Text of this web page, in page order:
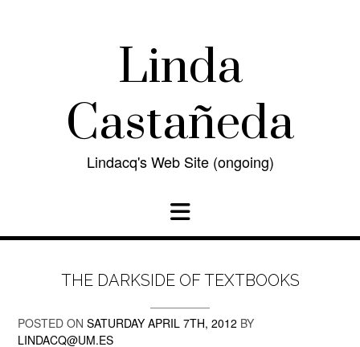
Linda
Castañeda
Lindacq's Web Site (ongoing)
THE DARKSIDE OF TEXTBOOKS
POSTED ON SATURDAY APRIL 7TH, 2012 BY
LINDACQ@UM.ES